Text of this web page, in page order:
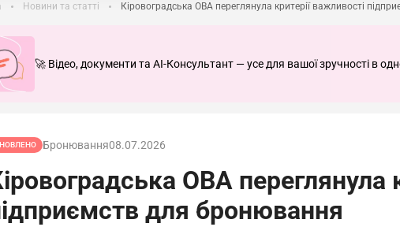
Новини та статті Кіровоградська ОВА переглянула критерії важливості
🚀 Відео, документи та AI-Консультант — усе для вашої зручності в
Бронювання08.07.2026
ОВА переглянула
для бронювання